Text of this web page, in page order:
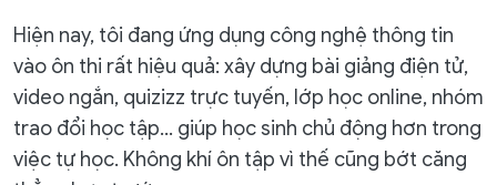
Hiện nay, tôi đang ứng dụng công nghệ thông tin
vào ôn thi rất hiệu quả: xây dựng bài giảng điện tử,
video ngắn, quizizz trực tuyến, lớp học online, nhóm
trao đổi học tập… giúp học sinh chủ động hơn trong
việc tự học. Không khí ôn tập vì thế cũng bớt căng